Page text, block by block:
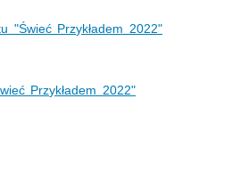
"Świeć Przykładem 2022"
Przykładem 2022"